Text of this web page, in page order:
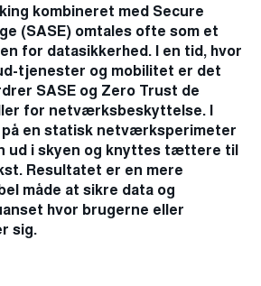
kombineret med Secure
(SASE) omtales ofte som et
for datasikkerhed. I en tid, hvor
tjenester og mobilitet er det
SASE og Zero Trust de
for netværksbeskyttelse. I
en statisk netværksperimeter
ud i skyen og knyttes tættere til
Resultatet er en mere
måde at sikre data og
hvor brugerne eller
sig.